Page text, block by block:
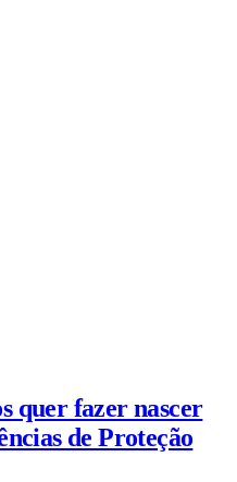
quer fazer nascer
de Proteção